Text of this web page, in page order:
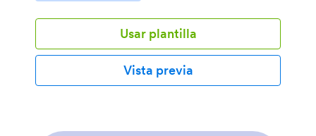
pedido de camisetas básicas — en un solo lugar, lo que
facilita a los clientes realizar pedidos y programar citas
desde cualquier dispositivo. Los clientes podrán
descargar y utilizar su app desde cualquier móvil,
tableta o computadora. Personalice su App para
Usar plantilla
Vista previa